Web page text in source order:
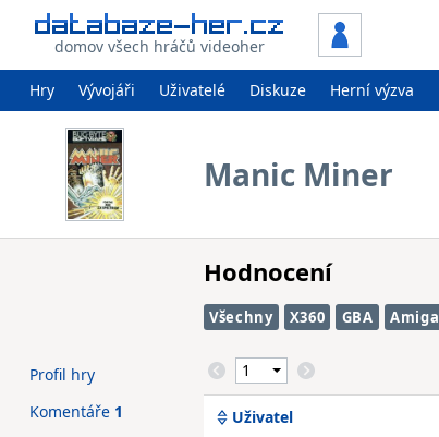
domov všech hráčů videoher
Hry Vývojáři Uživatelé Diskuze Herní výzva
Manic Miner
Hodnocení
Všechny X360 GBA Amiga
Uživatel
Profil hry
Komentáře 1